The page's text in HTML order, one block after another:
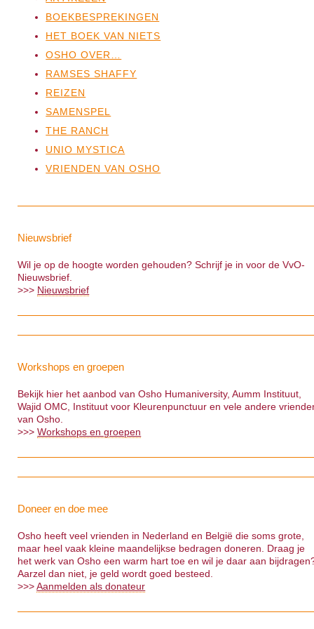
BOEKBESPREKINGEN
HET BOEK VAN NIETS
OSHO OVER…
RAMSES SHAFFY
REIZEN
SAMENSPEL
THE RANCH
UNIO MYSTICA
VRIENDEN VAN OSHO
Nieuwsbrief
Wil je op de hoogte worden gehouden? Schrijf je in voor de VvO-
Nieuwsbrief.
>>> Nieuwsbrief
Workshops en groepen
Bekijk hier het aanbod van Osho Humaniversity, Aumm Instituut,
Wajid OMC, Instituut voor Kleurenpunctuur en vele andere
van Osho.
>>>Workshops en groepen
Doneer en doe mee
Osho heeft veel vrienden in Nederland en België die soms grote,
maar heel vaak kleine maandelijkse bedragen doneren. Draag je
het werk van Osho een warm hart toe en wil je daar aan
Aarzel dan niet, je geld wordt goed besteed.
>>>Aanmelden als donateur